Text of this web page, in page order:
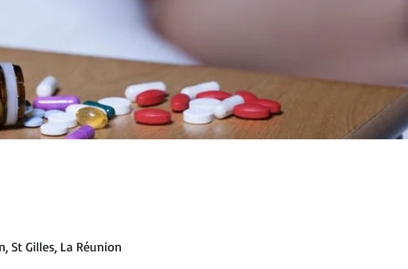
St Gilles, La Réunion